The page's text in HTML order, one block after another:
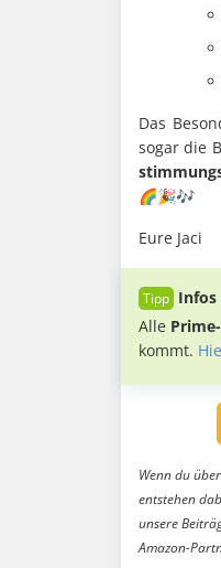
Das
sogar die
🌈🎉🎶
Eure Jaci
Infos
Alle
kommt.
Wenn du
entstehen
unsere
Amazon-